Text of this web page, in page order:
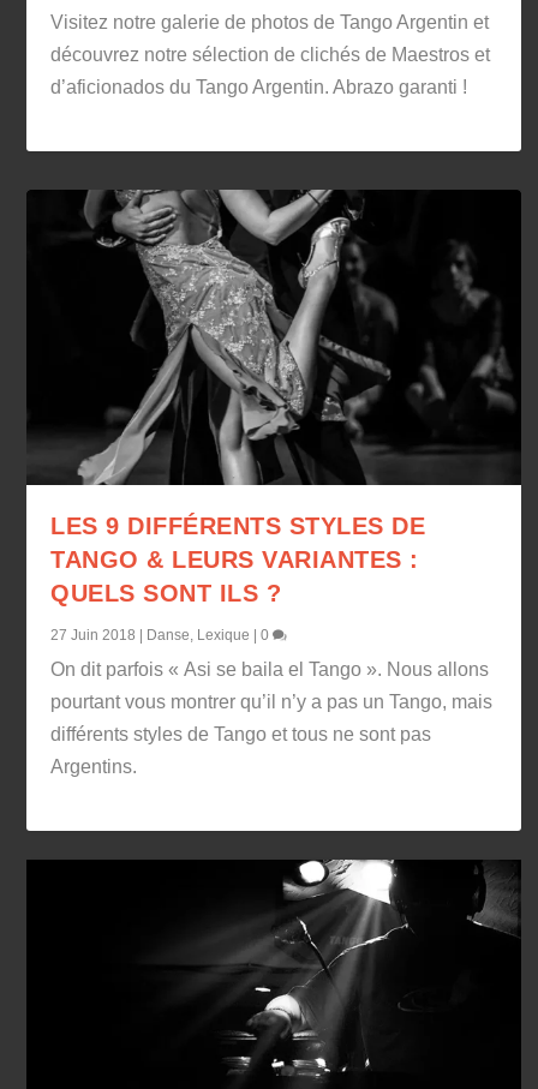
Visitez notre galerie de photos de Tango Argentin et
découvrez notre sélection de clichés de Maestros et
d’aficionados du Tango Argentin. Abrazo garanti !
LES 9 DIFFÉRENTS STYLES DE
TANGO & LEURS VARIANTES :
QUELS SONT ILS ?
27 Juin 2018 Danse, Lexique |0
On dit parfois « Asi se baila el Tango ». Nous allons
pourtant vous montrer qu’il n’y a pas un Tango, mais
différents styles de Tango et tous ne sont pas
Argentins.